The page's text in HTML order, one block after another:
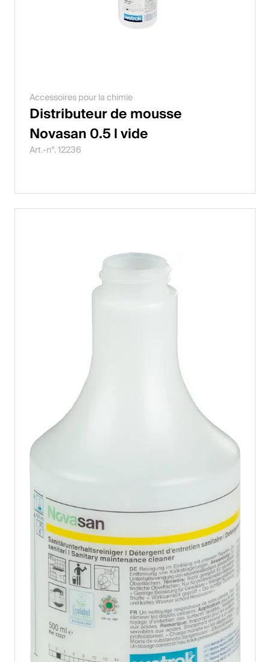
Accessoires pour la chimie
Distributeur de mousse
Novasan 0.5 l vide
Art.-n°. 12236